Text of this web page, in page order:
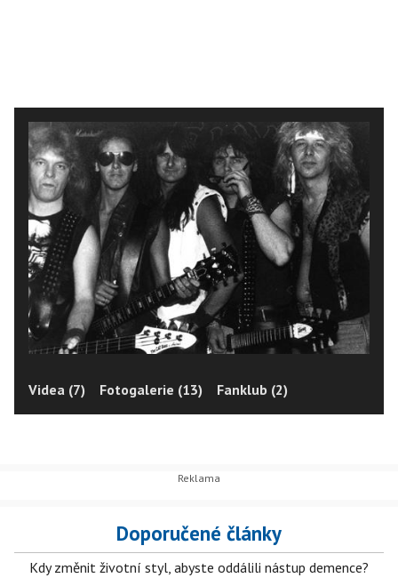
Videa (7) Fotogalerie (13) Fanklub (2)
Doporučené články
Kdy změnit životní styl, abyste oddálili nástup demence?